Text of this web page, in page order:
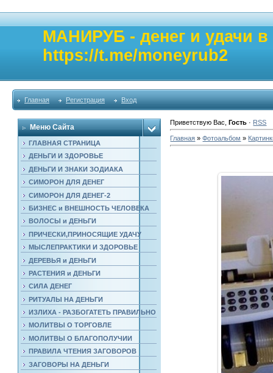
МАНИРУБ - денег и удачи
https://t.me/moneyrub2
Главная Регистрация Вход
Меню Сайта
ГЛАВНАЯ СТРАНИЦА
ДЕНЬГИ И ЗДОРОВЬЕ
ДЕНЬГИ И ЗНАКИ ЗОДИАКА
СИМОРОН ДЛЯ ДЕНЕГ
СИМОРОН ДЛЯ ДЕНЕГ-2
БИЗНЕС и ВНЕШНОСТЬ ЧЕЛОВЕКА
ВОЛОСЫ и ДЕНЬГИ
ПРИЧЕСКИ,ПРИНОСЯЩИЕ УДАЧУ
МЫСЛЕПРАКТИКИ И ЗДОРОВЬЕ
ДЕРЕВЬЯ и ДЕНЬГИ
РАСТЕНИЯ и ДЕНЬГИ
СИЛА ДЕНЕГ
РИТУАЛЫ НА ДЕНЬГИ
ИЗЛИХА - РАЗБОГАТЕТЬ ПРАВИЛЬНО
МОЛИТВЫ О ТОРГОВЛЕ
МОЛИТВЫ О БЛАГОПОЛУЧИИ
ПРАВИЛА ЧТЕНИЯ ЗАГОВОРОВ
ЗАГОВОРЫ НА ДЕНЬГИ
Приветствую Вас ,Гость · RSS
Главная »Фотоальбом »